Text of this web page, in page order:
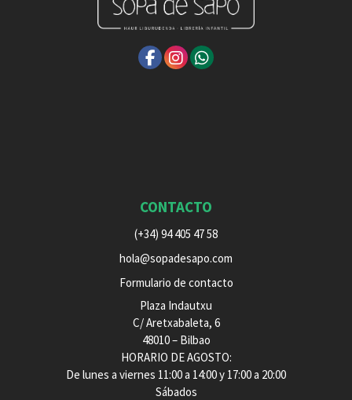
CONTACTO
(+34) 94 405 47 58
hola@sopadesapo.com
Formulario de contacto
Plaza Indautxu
C/ Aretxabaleta, 6
48010 – Bilbao
HORARIO DE AGOSTO:
De lunes a viernes 11:00 a 14:00 y 17:00 a 20:00
Sábados